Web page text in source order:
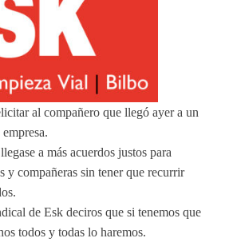
al compañero que llegó ayer a un
a más acuerdos justos para
y compañeras sin tener que recurrir
de Esk deciros que si tenemos que
todos y todas lo haremos.